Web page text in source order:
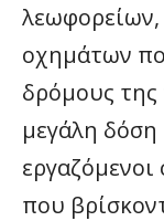
λεωφορείων,
οχημάτων
δρόμους
μεγάλη δόση
εργαζόμενοι
που